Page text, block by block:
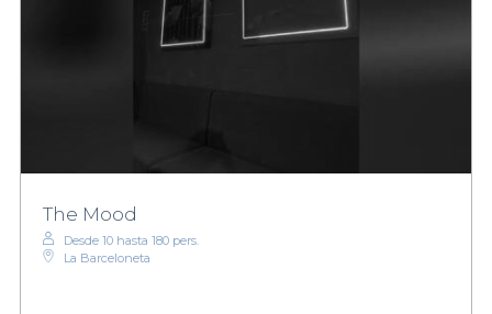
The Mood
Desde 10 hasta 180 pers.
La Barceloneta